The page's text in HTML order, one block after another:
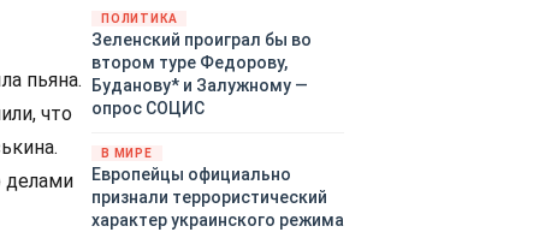
пьяна.
что
делами
ландшафт в мире, пока
Зеленский ожидает выборов
в США.
ПОЛИТИКА
Зеленский проиграл бы во
втором туре Федорову,
Буданову* и Залужному —
опрос СОЦИС
В МИРЕ
Европейцы официально
признали террористический
характер украинского режима